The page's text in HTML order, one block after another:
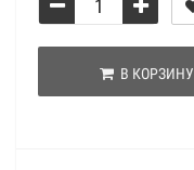
В КОРЗИНУ